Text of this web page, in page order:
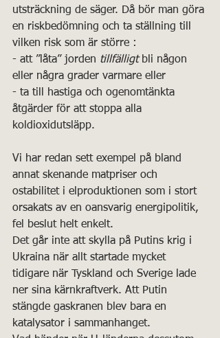
utsträckning de säger. Då bör man göra
en riskbedömning och ta ställning till
vilken risk som är större :
- att ”låta” jorden tillfälligt bli någon
eller några grader varmare eller
- ta till hastiga och ogenomtänkta
åtgärder för att stoppa alla
koldioxidutsläpp.
Vi har redan sett exempel på bland
annat skenande matpriser och
ostabilitet i elproduktionen som i stort
orsakats av en oansvarig energipolitik,
fel beslut helt enkelt.
Det går inte att skylla på Putins krig i
Ukraina när allt startade mycket
tidigare när Tyskland och Sverige lade
ner sina kärnkraftverk. Att Putin
stängde gaskranen blev bara en
katalysator i sammanhanget.